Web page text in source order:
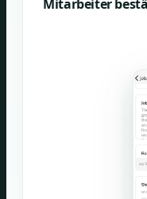
Mitarbeiter